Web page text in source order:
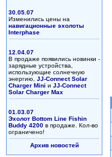
30.05.07
Изменились цены на
навигационные эхолоты
Interphase
12.04.07
В продаже появились новинки -
зарядные устройства,
использующие солнечную
энергию, JJ-Connect Solar
Charger Mini и JJ-Connect
Solar Charger Max
01.03.07
Эхолот Bottom Line Fishin
Buddy 4200 в продаже. Кол-во
ограничено!
Архив новостей